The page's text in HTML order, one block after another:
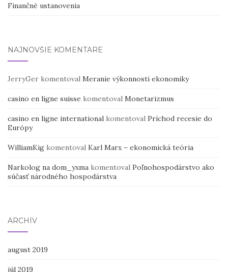
Finančné ustanovenia
NAJNOVŠIE KOMENTÁRE
JerryGer komentoval Meranie výkonnosti ekonomiky
casino en ligne suisse komentoval Monetarizmus
casino en ligne international komentoval Príchod recesie do
Európy
WilliamKig komentoval Karl Marx – ekonomická teória
Narkolog na dom_yxma komentoval Poľnohospodárstvo ako
súčasť národného hospodárstva
ARCHÍV
august 2019
júl 2019